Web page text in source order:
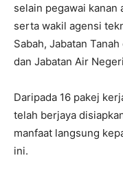
selain pegawai kanan
serta wakil agensi
Sabah, Jabatan
dan Jabatan Air
Daripada 16 pakej
telah berjaya
manfaat langsung
ini.